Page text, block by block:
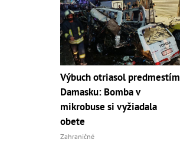
Výbuch otriasol predmestím
Damasku: Bomba v
mikrobuse si vyžiadala
obete
Zahraničné